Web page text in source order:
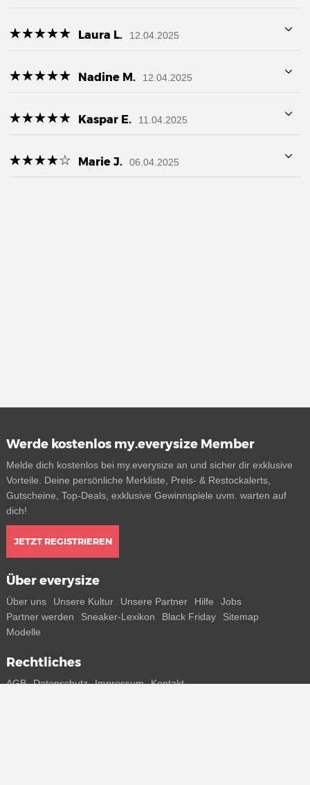
☆☆☆☆☆
★★★★★ Laura L. 12.04.2025
☆☆☆☆☆
★★★★★ Nadine M. 12.04.2025
☆☆☆☆☆
★★★★★ Kaspar E. 11.04.2025
☆☆☆☆☆
★★★★★ Marie J. 06.04.2025
Werde kostenlos my.everysize Member
Melde dich kostenlos bei my.everysize an und sicher dir exklusive
Vorteile. Deine persönliche Merkliste, Preis- & Restockalerts,
Gutscheine, Top-Deals, exklusive Gewinnspiele uvm. warten auf
dich!
JETZT REGISTRIEREN
Über everysize
Über uns Unsere Kultur Unsere Partner Hilfe
Jobs
Partner werden
Sneaker-Lexikon Black Friday
Sitemap
Modelle
Rechtliches
AGB Datenschutz Impressum Kontakt